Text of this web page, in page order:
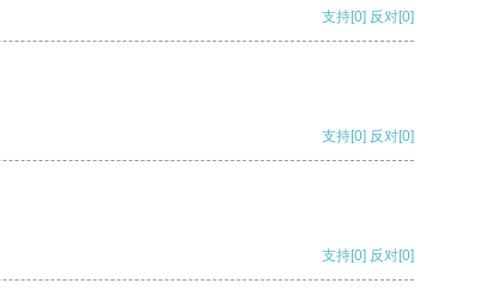
支持[0] 反对[0]
支持[0] 反对[0]
支持[0] 反对[0]